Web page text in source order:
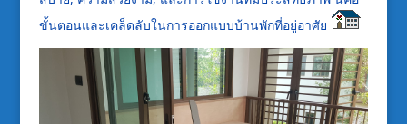
ขั้นตอนและเคล็ดลับในการออกแบบบ้านพักที่อยู่อาศัย